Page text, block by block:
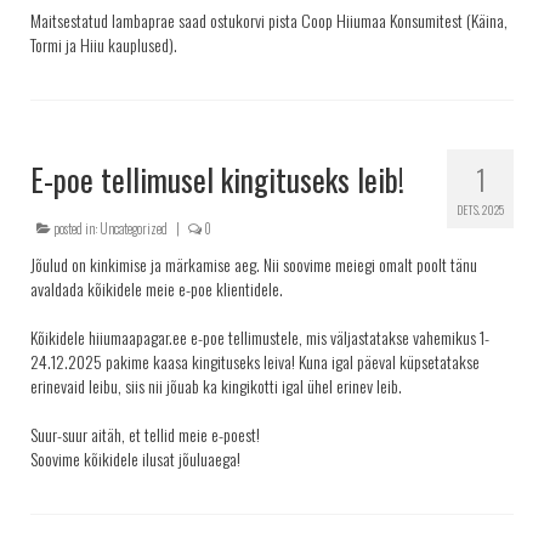
Maitsestatud lambaprae saad ostukorvi pista Coop Hiiumaa Konsumitest (Käina,
Tormi ja Hiiu kauplused).
1
DETS. 2025
E-poe tellimusel kingituseks leib!
posted in:Uncategorized | 0
Jõulud on kinkimise ja märkamise aeg. Nii soovime meiegi omalt poolt tänu
avaldada kõikidele meie e-poe klientidele.
Kõikidele hiiumaapagar.ee e-poe tellimustele, mis väljastatakse vahemikus 1-
24.12.2025 pakime kaasa kingituseks leiva! Kuna igal päeval küpsetatakse
erinevaid leibu, siis nii jõuab ka kingikotti igal ühel erinev leib.
Suur-suur aitäh, et tellid meie e-poest!
Soovime kõikidele ilusat jõuluaega!